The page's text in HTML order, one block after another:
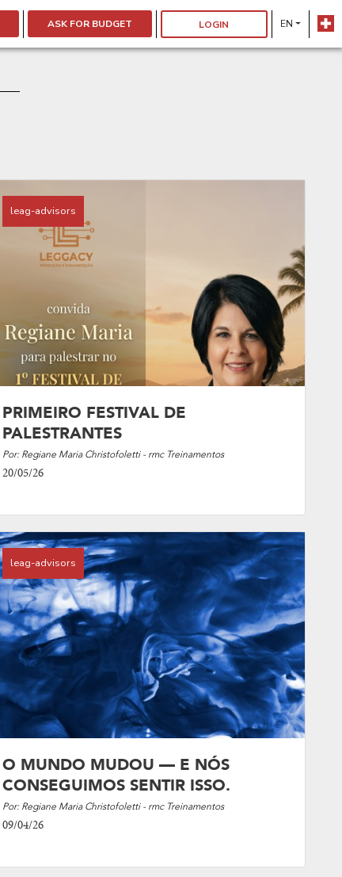
ASK FOR BUDGET LOGIN EN
leag-advisors
PRIMEIRO FESTIVAL DE
PALESTRANTES
Por: Regiane Maria Christofoletti - rmc Treinamentos
20/05/26
leag-advisors
O MUNDO MUDOU — E NÓS
CONSEGUIMOS SENTIR ISSO.
Por: Regiane Maria Christofoletti - rmc Treinamentos
09/04/26